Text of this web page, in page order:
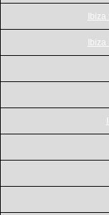
Ibiza
Ibiza